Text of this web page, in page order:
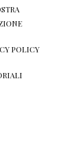
POLICY